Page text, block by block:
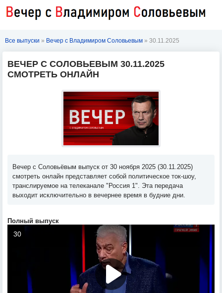
Все выпуски » Вечер с Владимиром Соловьевым » 30.11.2025
ВЕЧЕР С СОЛОВЬЕВЫМ 30.11.2025
СМОТРЕТЬ ОНЛАЙН
Вечер с Соловьёвым выпуск от 30 ноября 2025 (30.11.2025)
смотреть онлайн представляет собой политическое ток-шоу,
транслируемое на телеканале "Россия 1". Эта передача
выходит исключительно в вечернее время в будние дни.
Полный выпуск